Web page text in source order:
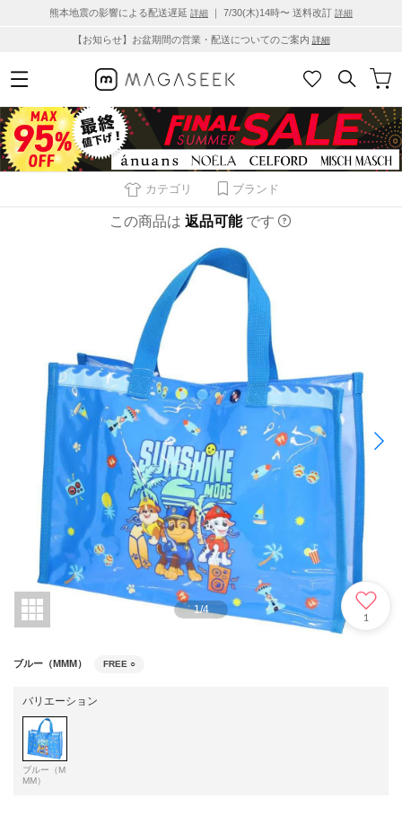
熊本地震の影響による配送遅延 詳細 ｜ 7/30(木)14時〜 送料改訂 詳細
【お知らせ】お盆期間の営業・配送についてのご案内 詳細
カテゴリ ブランド
この商品は 返品可能 です
1/4
1
ブルー（MMM） FREE ○
バリエーション
ブルー（M
MM）